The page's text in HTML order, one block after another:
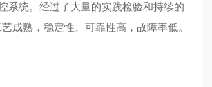
系统。经过了大量的实践检验和持续的
成熟，稳定性、可靠性高，故障率低。